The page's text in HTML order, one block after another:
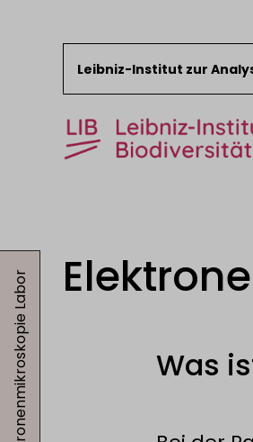
Zum Inhalt springen
Leibniz-Institut zur
News
Forschung
Über das LIB
Elektronenmikroskopie Labor Was